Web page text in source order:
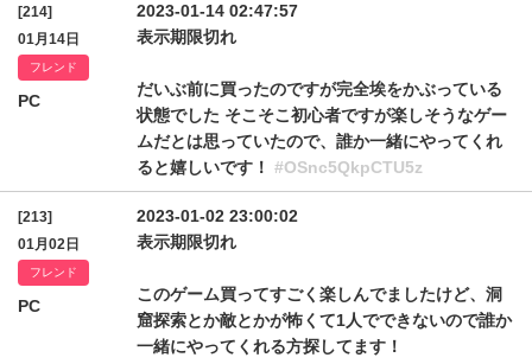
[214]
01月14日
フレンド
PC
2023-01-14 02:47:57
表示期限切れ
だいぶ前に買ったのですが完全埃をかぶっている
状態でした そこそこ初心者ですが楽しそうなゲー
ムだとは思っていたので、誰か一緒にやってくれ
ると嬉しいです！ #OSnc5QkpCTU5z
[213]
01月02日
フレンド
PC
2023-01-02 23:00:02
表示期限切れ
このゲーム買ってすごく楽しんでましたけど、洞
窟探索とか敵とかが怖くて1人でできないので誰か
一緒にやってくれる方探してます！